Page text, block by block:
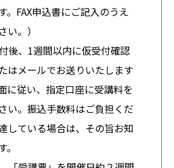
。FAX申込書にご記入のうえ
い。）
後、1週間以内に仮受付確認
はメールでお送りいたします
に従い、指定口座に受講料を
い。振込手数料はご負担くだ
している場合は、その旨お知